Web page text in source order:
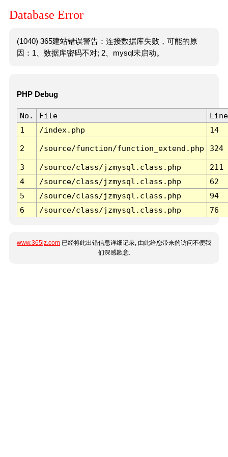
Database Error
(1040) 365建站错误警告：连接数据库失败，可能的原
因：1、数据库密码不对; 2、mysql未启动。
PHP Debug
No. File
Line
1
/index.php 14
2 /source/function/function_extend.php 324
3 /source/class/jzmysql.class.php
211
4
/source/class/jzmysql.class.php
62
5
/source/class/jzmysql.class.php
94
6
/source/class/jzmysql.class.php 76
www.365jz.com 已经将此出错信息详细记录, 由此给您带来的访问不便我
们深感歉意.